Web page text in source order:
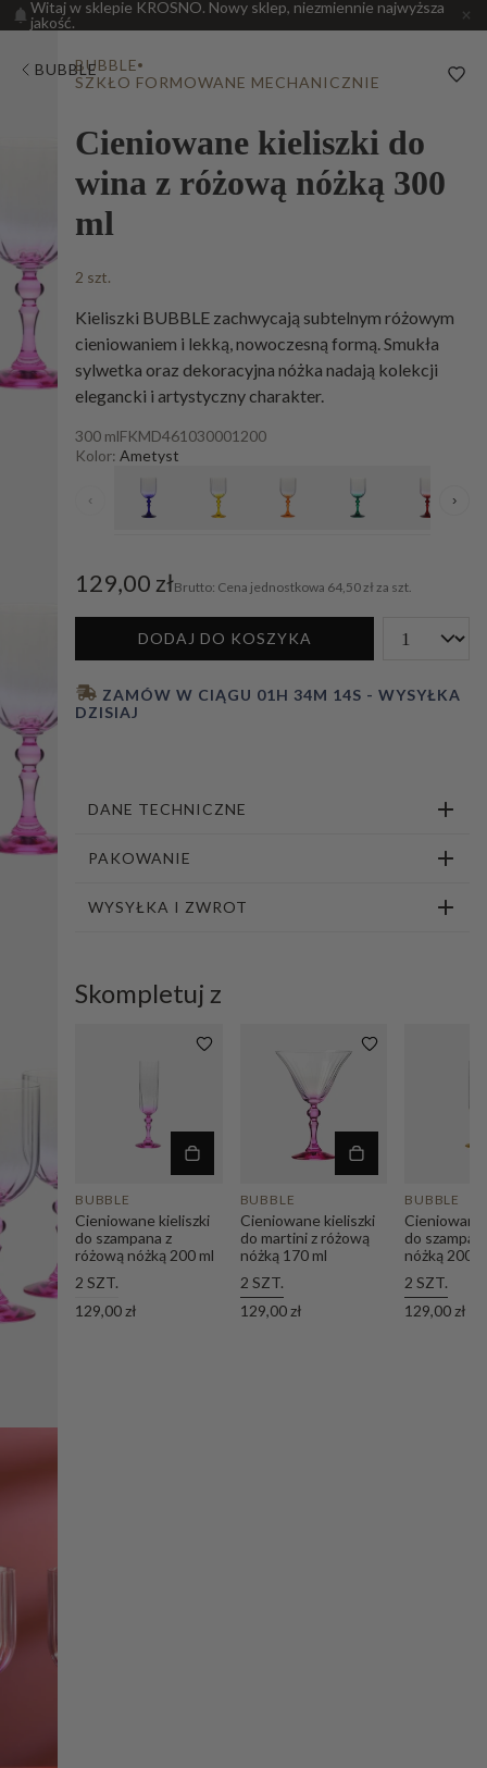
Witaj w sklepie KROSNO. Nowy sklep, niezmiennie najwyższa
jakość.
BUBBLEBUBBLE
SZKŁO FORMOWANE MECHANICZNIE
Cieniowane kieliszki do
wina z różową nóżką 300
ml
2 szt.
Kieliszki BUBBLE zachwycają subtelnym różowym
cieniowaniem i lekką, nowoczesną formą. Smukła
sylwetka oraz dekoracyjna nóżka nadają kolekcji
elegancki i artystyczny charakter.
300 mlFKMD461030001200
Kolor: Ametyst
‹ ›
129,00 zł Cena jednostkowa 64,50 zł za szt.
DODAJ DO KOSZYKA
DANE TECHNICZNE
PAKOWANIE
WYSYŁKA I ZWROT
Skompletuj z
BUBBLE
Cieniowane kieliszki
do szampana z
różową nóżką 200 ml
2 SZT.
129,00 zł
BUBBLE
Cieniowane kieliszki
do martini z różową
nóżką 170 ml
2 SZT.
129,00 zł
BUBBLE
do
nóżką 200
2 SZT.
129,00 zł
ZAMÓW W CIĄGU 01H 34M 13S - WYSYŁKA
DZISIAJ